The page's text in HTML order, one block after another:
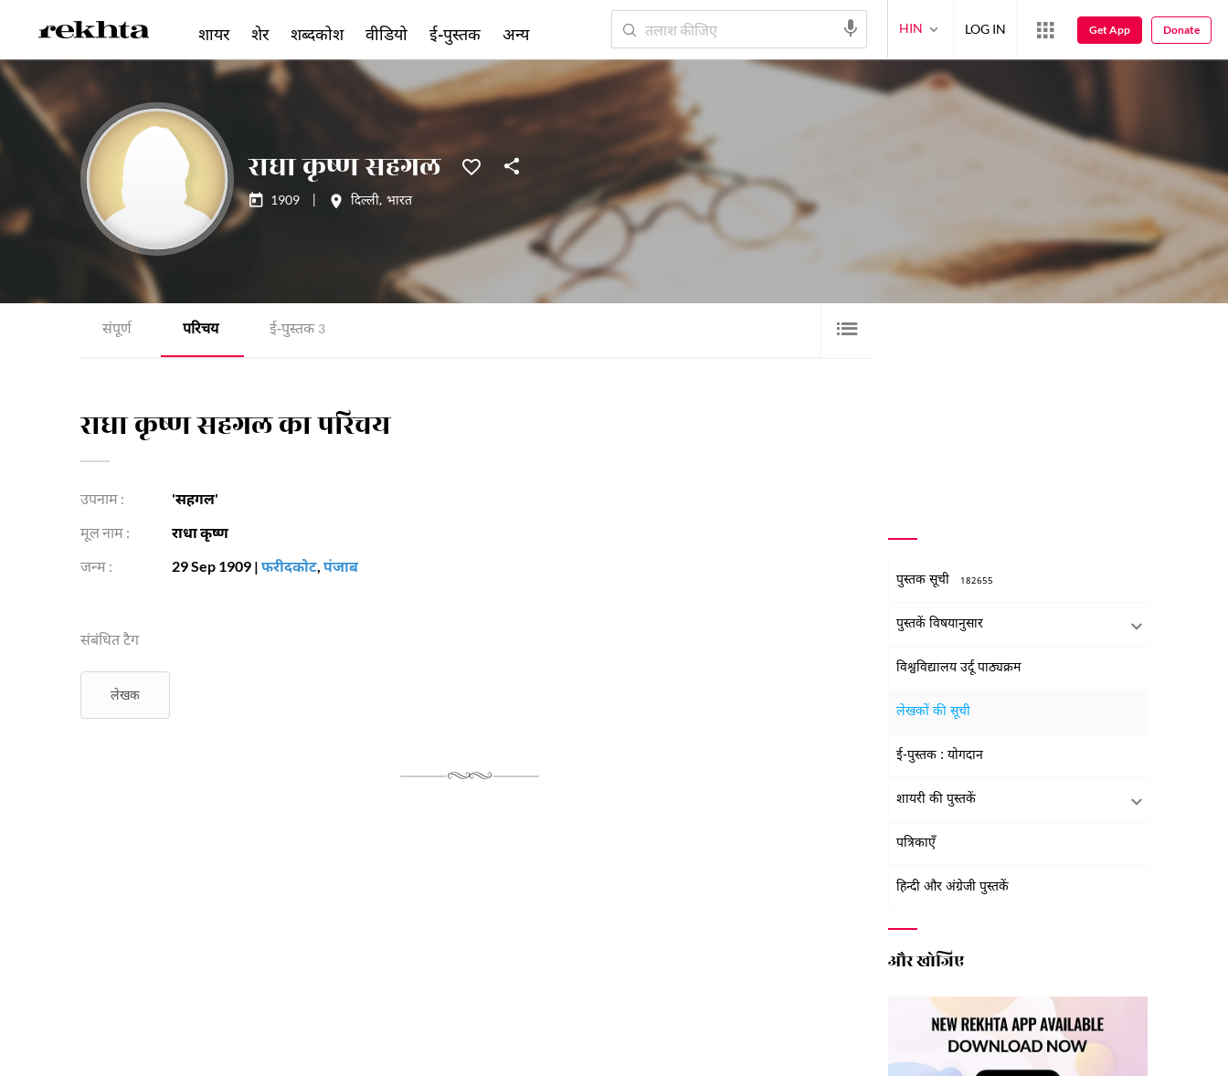
राधा कृष्ण सहगल
1909 दिल्ली, भारत
संपूर्ण परिचय ई-पुस्तक 3
राधा कृष्ण सहगल का परिचय
उपनाम :
'सहगल'
मूल नाम :
राधा कृष्ण
जन्म :
29 Sep 1909 | फरीदकोट, पंजाब
संबंधित टैग
लेखक
पुस्तक सूची 182655
पुस्तकें विषयानुसार
विश्वविद्यालय उर्दू पाठ्यक्रम
लेखकों की सूची
ई-पुस्तक : योगदान
शायरी की पुस्तकें
पत्रिकाएँ
हिन्दी और अंग्रेजी पुस्तकें
और खोजिए
शायर शेर शब्दकोश वीडियो ई-पुस्तक अन्य HIN LOG IN Get App Donate